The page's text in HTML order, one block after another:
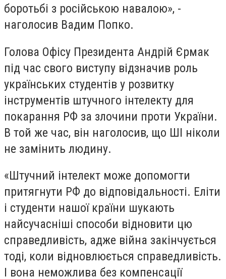
боротьбі з російською навалою», -
наголосив Вадим Попко.
Голова Офісу Президента Андрій Єрмак
під час свого виступу відзначив роль
українських студентів у розвитку
інструментів штучного інтелекту для
покарання РФ за злочини проти України.
В той же час, він наголосив, що ШІ ніколи
не замінить людину.
«Штучний інтелект може допомогти
притягнути РФ до відповідальності. Еліти
і студенти нашої країни шукають
найсучасніші способи відновити цю
справедливість, адже війна закінчується
тоді, коли відновлюється справедливість.
І вона неможлива без компенсації